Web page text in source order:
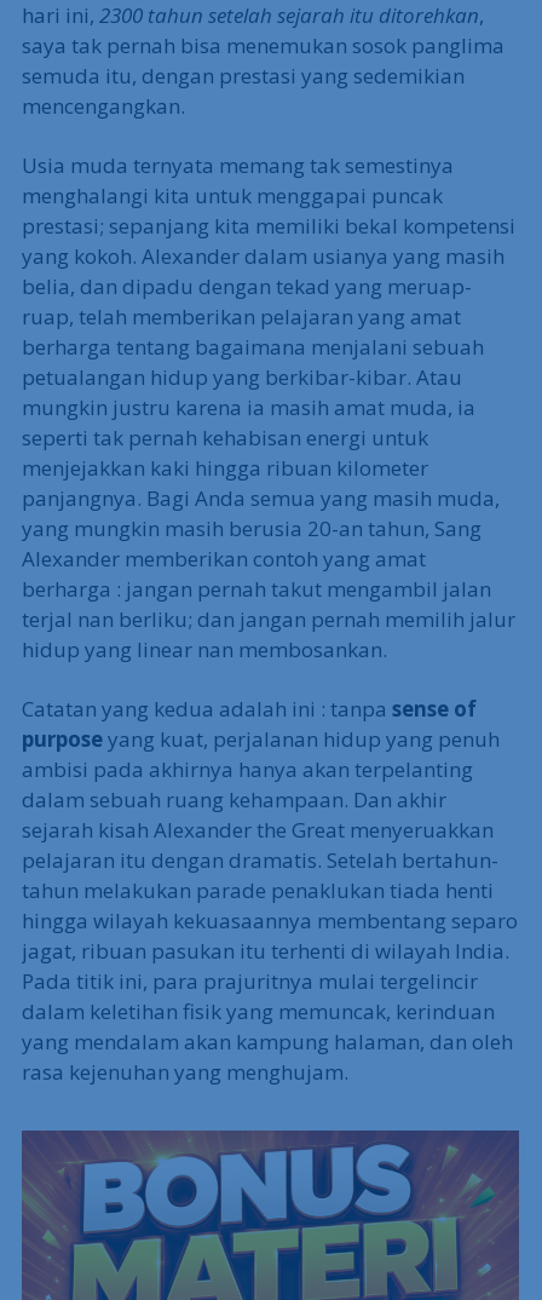
hari ini, 2300 tahun setelah sejarah itu ditorehkan,
saya tak pernah bisa menemukan sosok panglima
semuda itu, dengan prestasi yang sedemikian
mencengangkan.
Usia muda ternyata memang tak semestinya
menghalangi kita untuk menggapai puncak
prestasi; sepanjang kita memiliki bekal kompetensi
yang kokoh. Alexander dalam usianya yang masih
belia, dan dipadu dengan tekad yang meruap-
ruap, telah memberikan pelajaran yang amat
berharga tentang bagaimana menjalani sebuah
petualangan hidup yang berkibar-kibar. Atau
mungkin justru karena ia masih amat muda, ia
seperti tak pernah kehabisan energi untuk
menjejakkan kaki hingga ribuan kilometer
panjangnya. Bagi Anda semua yang masih muda,
yang mungkin masih berusia 20-an tahun, Sang
Alexander memberikan contoh yang amat
berharga : jangan pernah takut mengambil jalan
terjal nan berliku; dan jangan pernah memilih jalur
hidup yang linear nan membosankan.
Catatan yang kedua adalah ini : tanpa sense of
purposeyang kuat, perjalanan hidup yang penuh
ambisi pada akhirnya hanya akan terpelanting
dalam sebuah ruang kehampaan. Dan akhir
sejarah kisah Alexander the Great menyeruakkan
pelajaran itu dengan dramatis. Setelah bertahun-
tahun melakukan parade penaklukan tiada henti
hingga wilayah kekuasaannya membentang separo
jagat, ribuan pasukan itu terhenti di wilayah India.
Pada titik ini, para prajuritnya mulai tergelincir
dalam keletihan fisik yang memuncak, kerinduan
yang mendalam akan kampung halaman, dan oleh
rasa kejenuhan yang menghujam.